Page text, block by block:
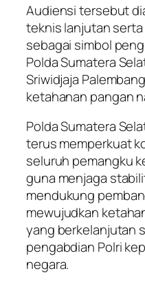
Audiensi tersebut
teknis lanjutan
sebagai simbol
Polda Sumatera
Sriwidjaja
ketahanan pangan
Polda Sumatera
terus memperkuat
seluruh pemangku
guna menjaga
mendukung
mewujudkan
yang berkelanjutan
pengabdian Polri
negara.